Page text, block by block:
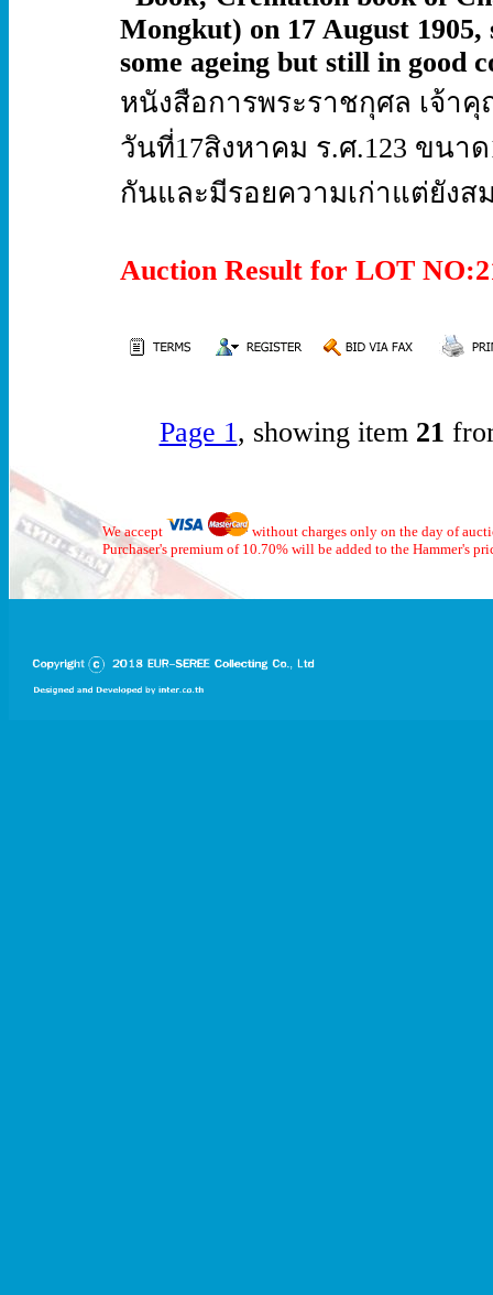
Mongkut) on 17 August 1905,
some ageing but still in good
หนังสือการพระราชกุศล เจ้า
วันที่17สิงหาคม ร.ศ.123 ขนา
กันและมีรอยความเก่าแต่ยังส
Auction Result for LOT
Page 1, showing item 21
We accept
without charges only on the day of
Purchaser's premium of 10.70% will be added to the Hammer's